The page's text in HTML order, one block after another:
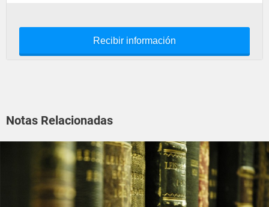
Recibir información
Notas Relacionadas